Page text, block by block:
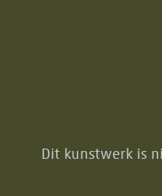
Dit kunstwerk is